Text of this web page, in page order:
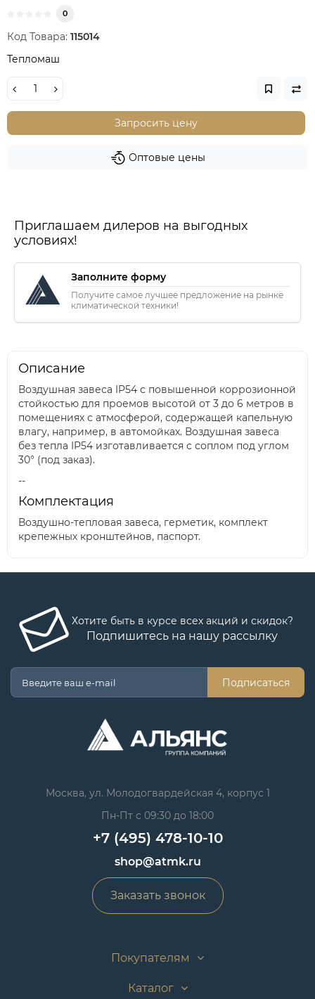
0
Код Товара: 115014
Тепломаш
Запросить цену
Оптовые цены
Приглашаем дилеров на выгодных
условиях!
Заполните форму
Получите самое лучшее предложение на рынке
климатической техники!
Описание
Воздушная завеса IP54 с повышенной коррозионной
стойкостью для проемов высотой от 3 до 6 метров в
помещениях с атмосферой, содержащей капельную
влагу, например, в автомойках. Воздушная завеса
без тепла IP54 изготавливается с соплом под углом
30° (под заказ).
--
Комплектация
Воздушно-тепловая завеса, герметик, комплект
крепежных кронштейнов, паспорт.
Хотите быть в курсе всех акций и скидок?
Подпишитесь на нашу рассылку
Подписаться
Москва, ул. Молодогвардейская 4, корпус 1
Пн-Пт с 09:30 до 18:00
+7 (495) 478-10-10
shop@atmk.ru
Заказать звонок
Покупателям
Каталог